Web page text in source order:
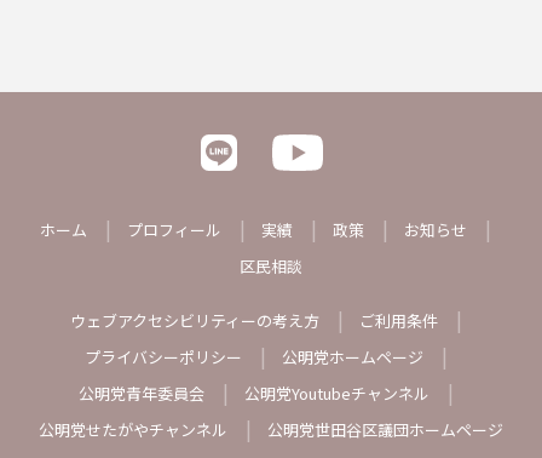
ホーム プロフィール 実績 政策
お知らせ
区民相談
ウェブアクセシビリティーの考え方
ご利用条件
プライバシーポリシー
公明党ホームページ
公明党青年委員会
公明党Youtubeチャンネル
公明党せたがやチャンネル
公明党世田谷区議団ホームページ